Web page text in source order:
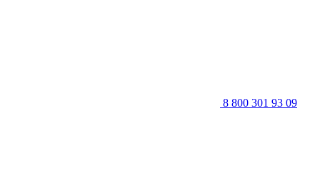
8 800 301 93 09